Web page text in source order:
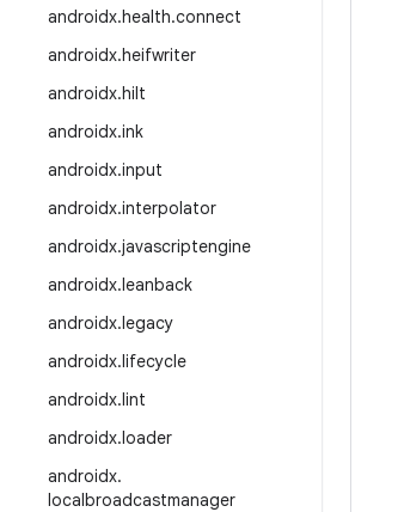
androidx.health.connect
androidx.heifwriter
androidx.hilt
androidx.ink
androidx.input
androidx.interpolator
androidx.javascriptengine
androidx.leanback
androidx.legacy
androidx.lifecycle
androidx.lint
androidx.loader
androidx.
localbroadcastmanager